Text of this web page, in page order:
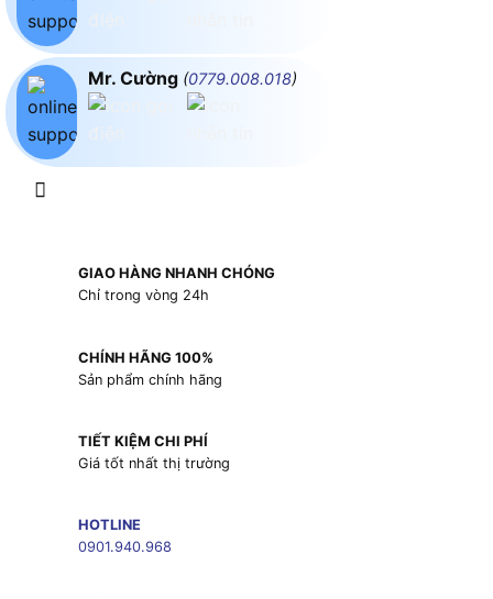
Mr. Cường (0779.008.018)
GIAO HÀNG NHANH CHÓNG
Chỉ trong vòng 24h
CHÍNH HÃNG 100%
Sản phẩm chính hãng
TIẾT KIỆM CHI PHÍ
Giá tốt nhất thị trường
HOTLINE
0901.940.968